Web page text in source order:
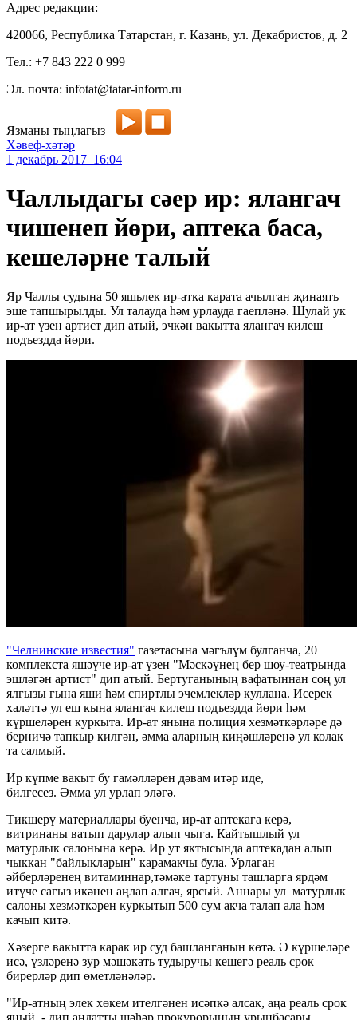
Адрес редакции:
420066, Республика Татарстан, г. Казань, ул. Декабристов, д. 2
Тел.: +7 843 222 0 999
Эл. почта: infotat@tatar-inform.ru
Язманы тыңлагыз
Хәвеф-хәтәр
1 декабрь 2017 16:04
Чаллыдагы сәер ир: ялангач
чишенеп йөри, аптека баса,
кешеләрне талый
Яр Чаллы судына 50 яшьлек ир-атка карата ачылган җинаять
эше тапшырылды. Ул талауда һәм урлауда гаепләнә. Шулай ук
ир-ат үзен артист дип атый, эчкән вакытта ялангач килеш
подъездда йөри.
"Челнинские известия" газетасына мәгълүм булганча, 20
комплекста яшәүче ир-ат үзен "Мәскәүнең бер шоу-театрында
эшләгән артист" дип атый. Бертуганының вафатыннан соң ул
ялгызы гына яши һәм спиртлы эчемлекләр куллана. Исерек
халәттә ул еш кына ялангач килеш подъездда йөри һәм
күршеләрен куркыта. Ир-ат янына полиция хезмәткәрләре дә
берничә тапкыр килгән, әмма аларның киңәшләренә ул колак
та салмый.
Ир күпме вакыт бу гамәлләрен дәвам итәр иде,
билгесез. Әмма ул урлап эләгә.
Тикшерү материаллары буенча, ир-ат аптекага керә,
витринаны ватып дарулар алып чыга. Кайтышлый ул
матурлык салонына керә. Ир ут яктысында аптекадан алып
чыккан "байлыкларын" карамакчы була. Урлаган
әйберләренең витаминнар,тәмәке тартуны ташларга ярдәм
итүче сагыз икәнен аңлап алгач, ярсый. Аннары ул матурлык
салоны хезмәткәрен куркытып 500 сум акча талап ала һәм
качып китә.
Хәзерге вакытта карак ир суд башланганын көтә. Ә күршеләре
исә, үзләренә зур мәшәкать тудыручы кешегә реаль срок
бирерләр дип өметләнәләр.
"Ир-атның элек хөкем ителгәнен исәпкә алсак, аңа реаль срок
яный, - дип аңлатты шәһәр прокурорының урынбасары